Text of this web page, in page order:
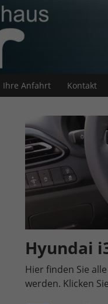
Ihre Anfahrt Kontakt
Hyundai
Hier finden Sie
werden. Klicken